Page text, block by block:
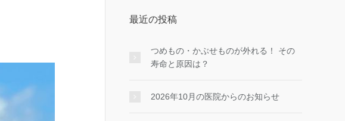
最近の投稿
つめもの・かぶせものが外れる！ その
寿命と原因は？
2026年10月の医院からのお知らせ